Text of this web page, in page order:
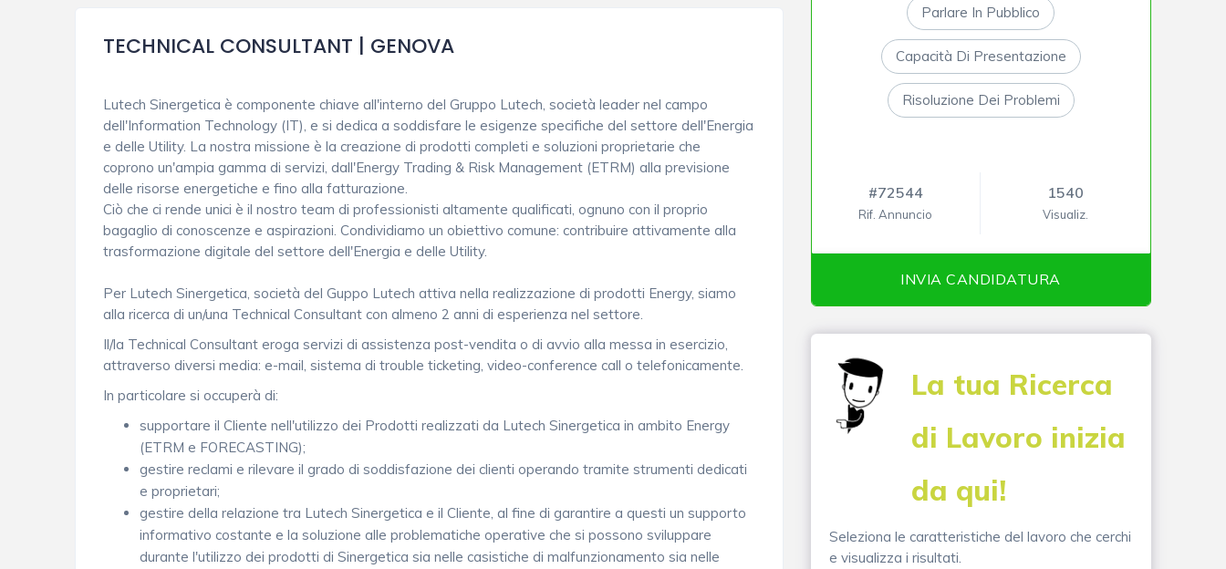
TECHNICAL CONSULTANT | GENOVA
Lutech Sinergetica è componente chiave all'interno del Gruppo Lutech, società leader nel campo
dell'Information Technology (IT), e si dedica a soddisfare le esigenze specifiche del settore dell'Energia
e delle Utility. La nostra missione è la creazione di prodotti completi e soluzioni proprietarie che
coprono un'ampia gamma di servizi, dall'Energy Trading & Risk Management (ETRM) alla previsione
delle risorse energetiche e fino alla fatturazione.
Ciò che ci rende unici è il nostro team di professionisti altamente qualificati, ognuno con il proprio
bagaglio di conoscenze e aspirazioni. Condividiamo un obiettivo comune: contribuire attivamente alla
trasformazione digitale del settore dell'Energia e delle Utility.
Per Lutech Sinergetica, società del Guppo Lutech attiva nella realizzazione di prodotti Energy, siamo
alla ricerca di un/una Technical Consultant con almeno 2 anni di esperienza nel settore.
Il/la Technical Consultant eroga servizi di assistenza post-vendita o di avvio alla messa in esercizio,
attraverso diversi media: e-mail, sistema di trouble ticketing, video-conference call o telefonicamente.
In particolare si occuperà di:
supportare il Cliente nell'utilizzo dei Prodotti realizzati da Lutech Sinergetica in ambito Energy
(ETRM e FORECASTING);
gestire reclami e rilevare il grado di soddisfazione dei clienti operando tramite strumenti dedicati
e proprietari;
gestire della relazione tra Lutech Sinergetica e il Cliente, al fine di garantire a questi un supporto
informativo costante e la soluzione alle problematiche operative che si possono sviluppare
durante l'utilizzo dei prodotti di Sinergetica sia nelle casistiche di malfunzionamento sia nelle
Parlare In Pubblico
Capacità Di Presentazione
Risoluzione Dei Problemi
#72544
Rif. Annuncio
1540
Visualiz.
INVIA CANDIDATURA
La tua Ricerca
di Lavoro inizia
da qui!
Seleziona le caratteristiche del lavoro che cerchi
e visualizza i risultati.